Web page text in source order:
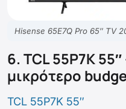
Hisense 65E7Q Pro 65″ TV
6. TCL 55P7K
μικρότερο
TCL 55P7K 55″